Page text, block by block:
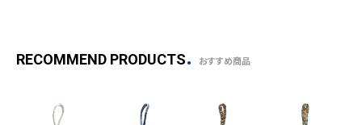
RECOMMEND PRODUCTS おすすめ商品